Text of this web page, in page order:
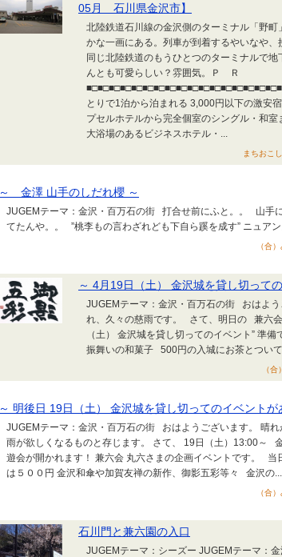
05月 石川県金沢市】
北陸鉄道石川線の金沢側のターミナル「野
かな一画にある。列車が到着するやいなや、
同じ北陸鉄道のもうひとつのターミナルで
んとも可愛らしい？雰囲気。Ｐ Ｒ
とりで1泊から泊まれる 3,000円以下の激
プセルホテルから完全個室のシングル・和
大浴場のあるビジネスホテル・...
まちおこ
～ 金澤 山手のしだれ櫻 ～
JUGEMテーマ：金沢・百万石の街 打合せ前にふと。。
てたんや。。 ”桃李もの言わざれども下自ら蹊を成す” ニュア
（合
～ 4月19日（土） 金沢城を貸し切って
JUGEMテーマ：金沢・百万石の街 おはよ
れ、久々の慈雨です。 さて、明日の 兼六
（土） 金沢城を貸し切ってのイベント” 準
振舞いの和菓子 500円の入城にお茶とつ
（
～ 明後日 19日（土） 金沢城を貸し切ってのイベントが
JUGEMテーマ：金沢・百万石の街 おはようございます。 晴
雨が欲しくなるものと存じます。 さて、 19日（土）13:00～
遊会が開かれます！ 兼六会 丸六さまの企画イベントです。 当
は５００円 金沢和傘や加賀友禅の新作、御影五彩等々 金沢の...
（合
石川門と兼六園の入口
JUGEMテーマ：シーズー JUGEMテーマ：